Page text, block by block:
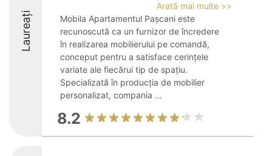
Laureați
Arată mai multe >>
Mobila Apartamentul Pașcani este
recunoscută ca un furnizor de încredere
în realizarea mobilierului pe comandă,
conceput pentru a satisface cerințele
variate ale fiecărui tip de spațiu.
Specializată în producția de mobilier
personalizat, compania ...
8.2